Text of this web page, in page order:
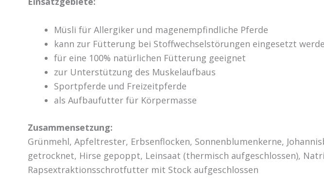
Müsli für Allergiker und magenempfindliche Pferde
kann zur Fütterung bei Stoffwechselstörungen eingesetzt
für eine 100% natürlichen Fütterung geeignet
zur Unterstützung des Muskelaufbaus
Sportpferde und Freizeitpferde
als Aufbaufutter für Körpermasse
Zusammensetzung:
Grünmehl, Apfeltrester, Erbsenflocken, Sonnenblumenkerne,
getrocknet, Hirse gepoppt, Leinsaat (thermisch aufgeschlossen),
Rapsextraktionsschrotfutter mit Stock aufgeschlossen